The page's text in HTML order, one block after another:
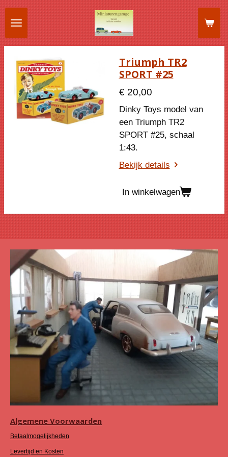
Ga
direct
naar
de
hoofdinhoud
Triumph TR2
SPORT #25
€ 20,00
Dinky Toys model van
een Triumph TR2
SPORT #25, schaal
1:43.
Bekijk details
In winkelwagen
Algemene Voorwaarden
Betaalmogelijkheden
Levertijd en Kosten